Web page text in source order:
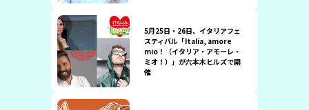
5月25日・26日、イタリアフェ
スティバル「Italia, amore
mio！（イタリア・アモーレ・
ミオ！）」が六本木ヒルズで開
催